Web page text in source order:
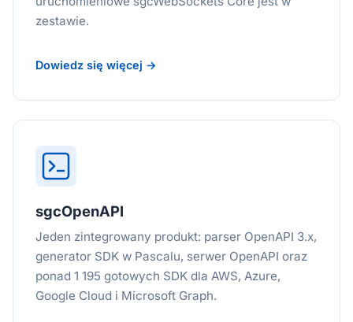
zestawie.
Dowiedz się więcej →
sgcOpenAPI
Jeden zintegrowany produkt: parser OpenAPI 3.x,
generator SDK w Pascalu, serwer OpenAPI oraz
ponad 1 195 gotowych SDK dla AWS, Azure,
Google Cloud i Microsoft Graph.